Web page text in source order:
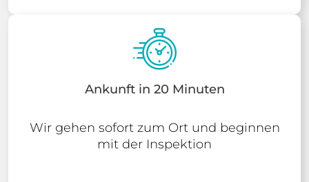
Ankunft in 20 Minuten
Wir gehen sofort zum Ort und beginnen
mit der Inspektion